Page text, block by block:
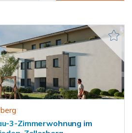
3-Zimmerwohnung im